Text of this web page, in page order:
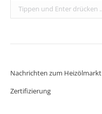
Search:
Nachrichten zum Heizölmarkt
Zertifizierung